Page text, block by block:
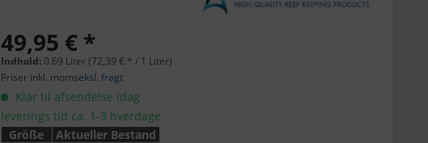
49,95 € *
Indhold: 0.69 Liter (72,39 € * / 1 Liter)
Priser inkl. momseksl. fragt
Klar til afsendelse idag
leverings tid ca. 1-3 hverdage
Größe
Aktueller Bestand